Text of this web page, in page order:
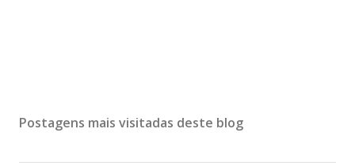
Postagens mais visitadas deste blog